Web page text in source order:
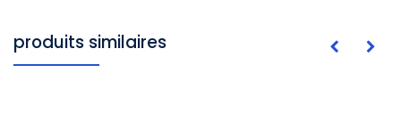
produits similaires